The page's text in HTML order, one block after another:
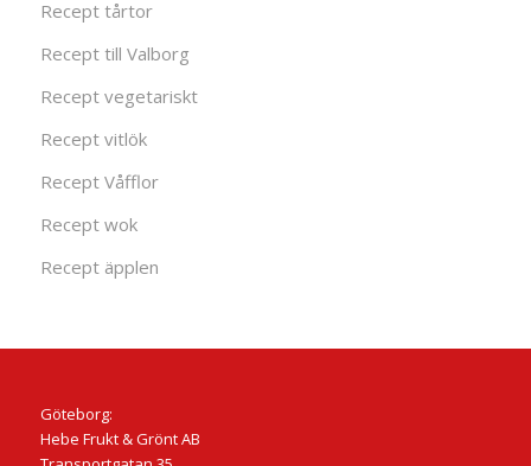
Recept tårtor
Recept till Valborg
Recept vegetariskt
Recept vitlök
Recept Våfflor
Recept wok
Recept äpplen
Göteborg:
Hebe Frukt & Grönt AB